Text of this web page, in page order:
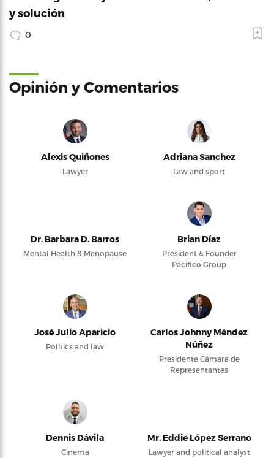
y solución
0
Opinión y Comentarios
Alexis Quiñones
Lawyer
Adriana Sanchez
Law and sport
Dr. Barbara D. Barros
Mental Health & Menopause
Brian Díaz
President & Founder
Pacifico Group
José Julio Aparicio
Politics and law
Carlos Johnny Méndez
Núñez
Presidente Cámara de
Representantes
Dennis Dávila
Cinema
Mr. Eddie López Serrano
Lawyer and political analyst